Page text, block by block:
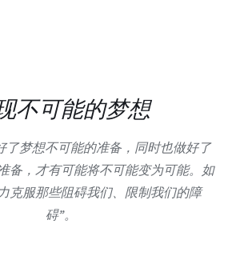
不可能的梦想
了梦想不可能的准备，同时也做好了
备，才有可能将不可能变为可能。如
克服那些阻碍我们、限制我们的障
碍”。